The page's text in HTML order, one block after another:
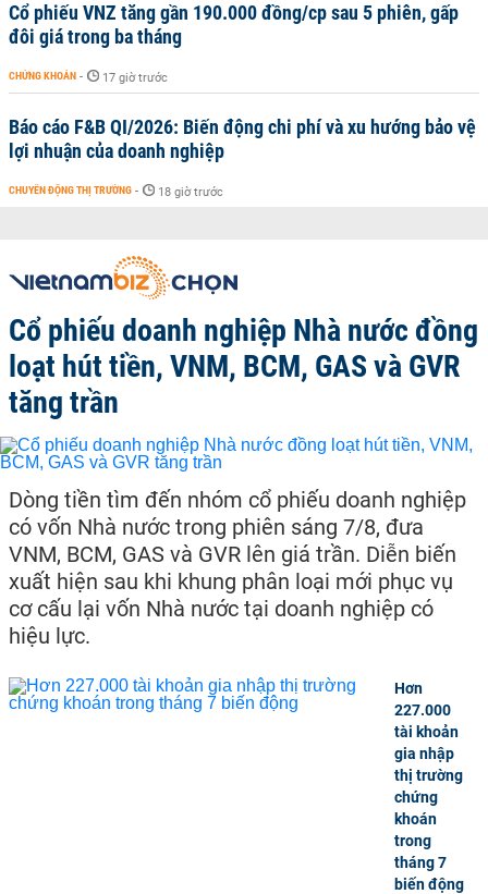
Cổ phiếu VNZ tăng gần 190.000 đồng/cp sau 5 phiên, gấp
đôi giá trong ba tháng
CHỨNG KHOÁN - 17 giờ trước
Báo cáo F&B QI/2026: Biến động chi phí và xu hướng bảo vệ
lợi nhuận của doanh nghiệp
CHUYỂN ĐỘNG THỊ TRƯỜNG - 18 giờ trước
Cổ phiếu doanh nghiệp Nhà nước đồng
loạt hút tiền, VNM, BCM, GAS và GVR
tăng trần
Dòng tiền tìm đến nhóm cổ phiếu doanh nghiệp
có vốn Nhà nước trong phiên sáng 7/8, đưa
VNM, BCM, GAS và GVR lên giá trần. Diễn biến
xuất hiện sau khi khung phân loại mới phục vụ
cơ cấu lại vốn Nhà nước tại doanh nghiệp có
hiệu lực.
Hơn
227.000
tài khoản
gia nhập
thị trường
chứng
khoán
trong
tháng 7
biến động